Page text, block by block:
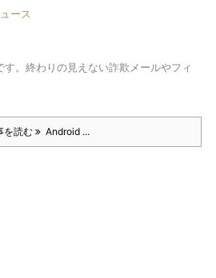
ース
。終わりの見えない詐欺メールやフィ
を読む Android ...